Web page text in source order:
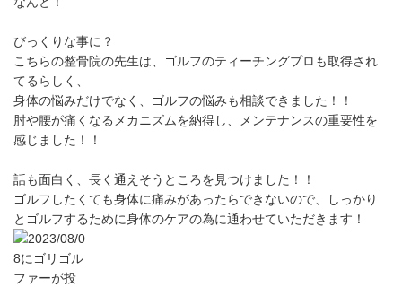
びっくりな事に？
こちらの整骨院の先生は、ゴルフのティーチングプロも取得され
てるらしく、
身体の悩みだけでなく、ゴルフの悩みも相談できました！！
肘や腰が痛くなるメカニズムを納得し、メンテナンスの重要性を
感じました！！
話も面白く、長く通えそうところを見つけました！！
ゴルフしたくても身体に痛みがあったらできないので、しっかり
とゴルフするために身体のケアの為に通わせていただきます！